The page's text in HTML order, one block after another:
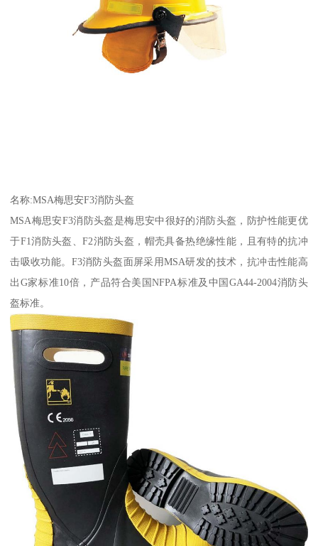
名称:MSA梅思安F3消防头盔
MSA梅思安F3消防头盔是梅思安中很好的消防头盔，防护性能更优
于F1消防头盔、F2消防头盔，帽壳具备热绝缘性能，且有特的抗冲
击吸收功能。F3消防头盔面屏采用MSA研发的技术，抗冲击性能高
出G家标准10倍，产品符合美国NFPA标准及中国GA44-2004消防头
盔标准。